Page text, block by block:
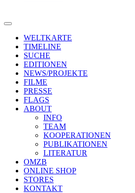
WELTKARTE
TIMELINE
SUCHE
EDITIONEN
NEWS/PROJEKTE
FILME
PRESSE
FLAGS
ABOUT
INFO
TEAM
KOOPERATIONEN
PUBLIKATIONEN
LITERATUR
OMZB
ONLINE SHOP
STORES
KONTAKT